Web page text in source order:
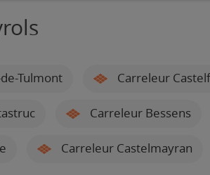
Tulmont Carreleur
Carreleur Bessens
Carreleur Castelmayran